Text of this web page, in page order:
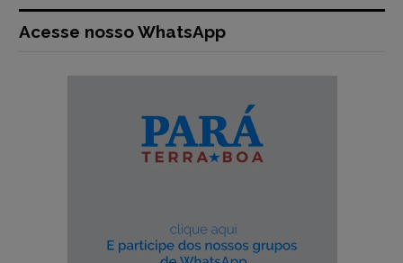
Acesse nosso WhatsApp